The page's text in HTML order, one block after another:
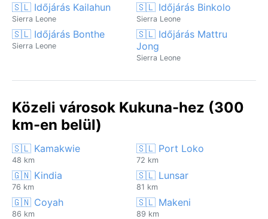
🇸🇱 Időjárás Kailahun
Sierra Leone
🇸🇱 Időjárás Binkolo
Sierra Leone
🇸🇱 Időjárás Bonthe
Sierra Leone
🇸🇱 Időjárás Mattru
Jong
Sierra Leone
Közeli városok Kukuna-hez (300
km-en belül)
🇸🇱 Kamakwie
48 km
🇸🇱 Port Loko
72 km
🇬🇳 Kindia
76 km
🇸🇱 Lunsar
81 km
🇬🇳 Coyah
86 km
🇸🇱 Makeni
89 km